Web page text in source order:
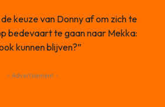
keuze van Donny af om zich te
bedevaart te gaan naar Mekka:
kunnen blijven?”
- Advertisement -